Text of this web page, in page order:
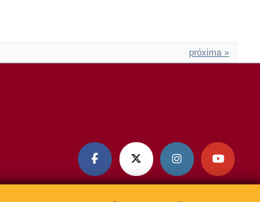
próxima »
   